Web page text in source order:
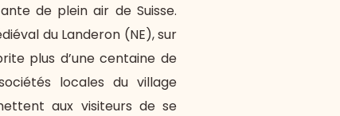
de plein air de Suisse.
du Landeron (NE), sur
plus d’une centaine de
locales du village
aux visiteurs de se